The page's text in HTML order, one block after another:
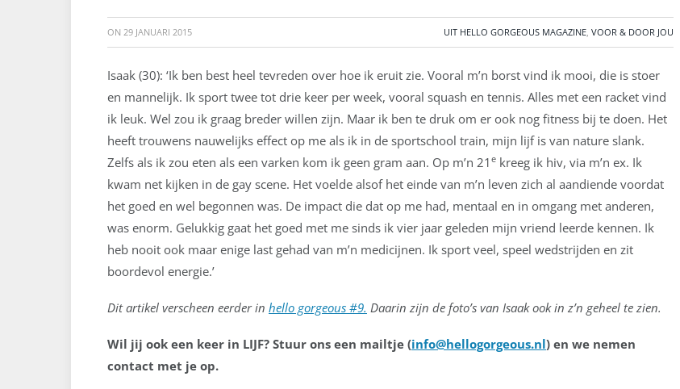
ON 29 JANUARI 2015 UIT HELLO GORGEOUS MAGAZINE, VOOR & DOOR JOU
Isaak (30): ‘Ik ben best heel tevreden over hoe ik eruit zie. Vooral m’n borst vind ik mooi, die is stoer
en mannelijk. Ik sport twee tot drie keer per week, vooral squash en tennis. Alles met een racket vind
ik leuk. Wel zou ik graag breder willen zijn. Maar ik ben te druk om er ook nog fitness bij te doen. Het
heeft trouwens nauwelijks effect op me als ik in de sportschool train, mijn lijf is van nature slank.
Zelfs als ik zou eten als een varken kom ik geen gram aan. Op m’n 21 e kreeg ik hiv, via m’n ex. Ik
kwam net kijken in de gay scene. Het voelde alsof het einde van m’n leven zich al aandiende voordat
het goed en wel begonnen was. De impact die dat op me had, mentaal en in omgang met anderen,
was enorm. Gelukkig gaat het goed met me sinds ik vier jaar geleden mijn vriend leerde kennen. Ik
heb nooit ook maar enige last gehad van m’n medicijnen. Ik sport veel, speel wedstrijden en zit
boordevol energie.’
Dit artikel verscheen eerder in hello gorgeous #9. Daarin zijn de foto’s van Isaak ook in z’n geheel te zien.
Wil jij ook een keer in LIJF? Stuur ons een mailtje (info@hellogorgeous.nl) en we nemen
contact met je op.